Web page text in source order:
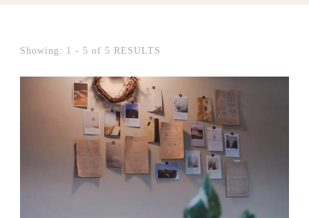
Showing: 1 - 5 of 5 RESULTS